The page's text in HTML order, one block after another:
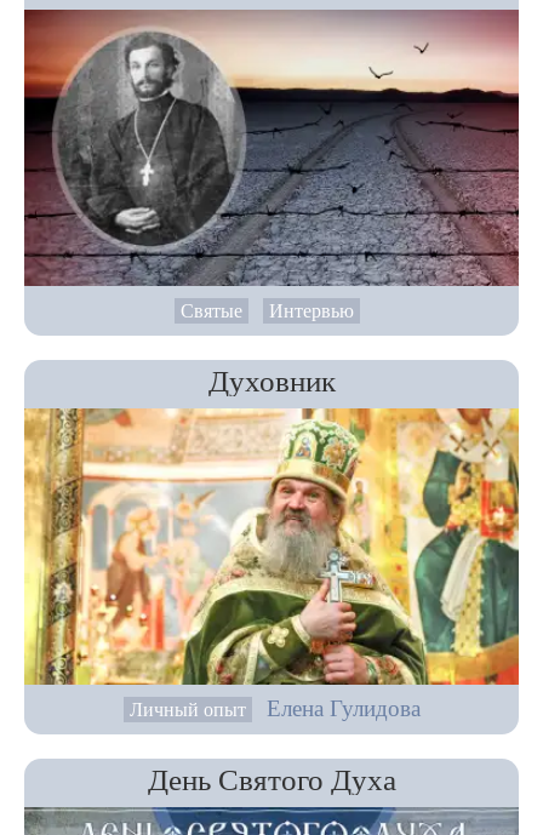
Святые Интервью
Духовник
Личный опыт Елена Гулидова
День Святого Духа